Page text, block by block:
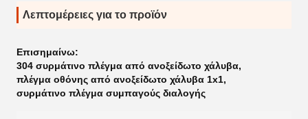
Λεπτομέρειες για το προϊόν
Επισημαίνω:
304 συρμάτινο πλέγμα από ανοξείδωτο χάλυβα,
πλέγμα οθόνης από ανοξείδωτο χάλυβα 1x1,
συρμάτινο πλέγμα συμπαγούς διαλογής